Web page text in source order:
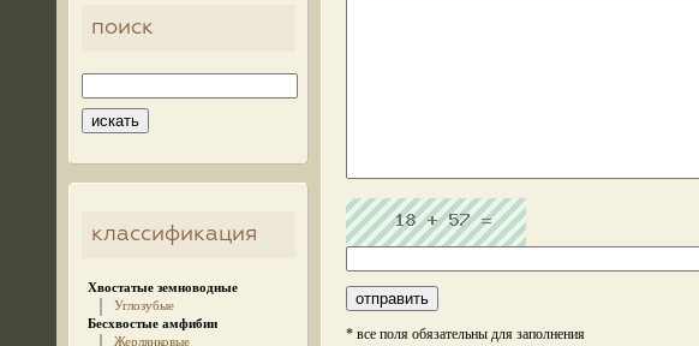
поиск
классификация
Хвостатые земноводные
Углозубые
Бесхвостые амфибии
Жерлянковые
* все поля обязательны для заполнения